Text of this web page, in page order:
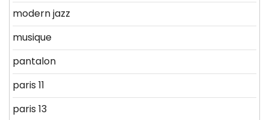
modern jazz
musique
pantalon
paris 11
paris 13